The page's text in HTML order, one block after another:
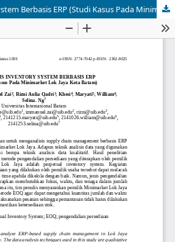
Analisis Inventory System Berbasis ERP (Studi Kasus Pada Minimarket Lok Jaya Kota Batam)